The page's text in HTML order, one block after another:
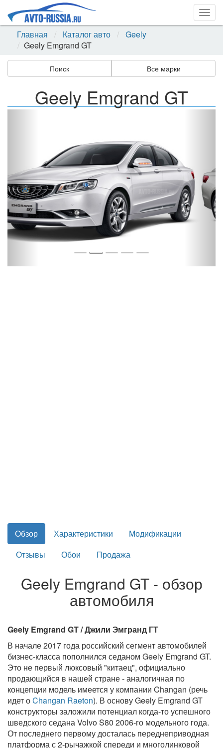
Главная
Каталог авто
Geely
Geely Emgrand GT
Поиск Все марки
Geely Emgrand GT
Обзор Характеристики
Модификации
Отзывы
Обои Продажа
Geely Emgrand GT - обзор
автомобиля
Geely Emgrand GT / Джили Эмгранд ГТ
В начале 2017 года российский сегмент автомобилей
бизнес-класса пополнился седаном Geely Emgrand GT.
Это не первый люксовый "китаец", официально
продающийся в нашей стране - аналогичная по
концепции модель имеется у компании Changan (речь
идет оChangan Raeton). В основу Geely Emgrand GT
конструкторы заложили потенциал когда-то успешного
шведского седана Volvo S80 2006-го модельного года.
От последнего первому досталась переднеприводная
платформа с 2-рычажкой спереди и многолинковой